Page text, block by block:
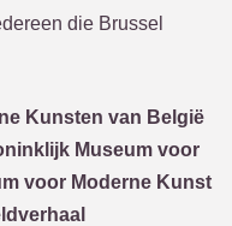
die Brussel
Kunsten van België
Museum voor
voor Moderne Kunst